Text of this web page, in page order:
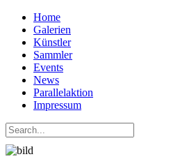
Home
Galerien
Künstler
Sammler
Events
News
Parallelaktion
Impressum